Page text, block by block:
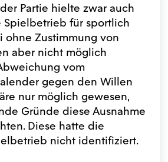
Partie hielte zwar auch
Spielbetrieb für sportlich
ohne Zustimmung von
aber nicht möglich
vom
gegen den Willen
nur möglich gewesen,
Gründe diese Ausnahme
Diese hatte die
nicht identifiziert.